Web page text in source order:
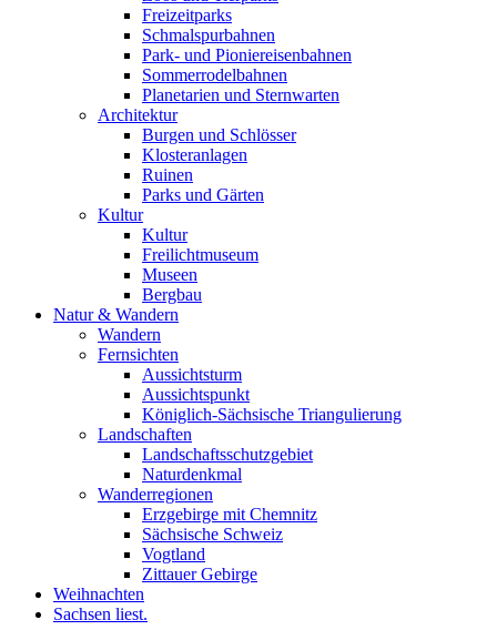
Freizeitparks
Schmalspurbahnen
Park- und Pioniereisenbahnen
Sommerrodelbahnen
Planetarien und Sternwarten
Architektur
Burgen und Schlösser
Klosteranlagen
Ruinen
Parks und Gärten
Kultur
Kultur
Freilichtmuseum
Museen
Bergbau
Natur & Wandern
Wandern
Fernsichten
Aussichtsturm
Aussichtspunkt
Königlich-Sächsische Triangulierung
Landschaften
Landschaftsschutzgebiet
Naturdenkmal
Wanderregionen
Erzgebirge mit Chemnitz
Sächsische Schweiz
Vogtland
Zittauer Gebirge
Weihnachten
Sachsen liest.